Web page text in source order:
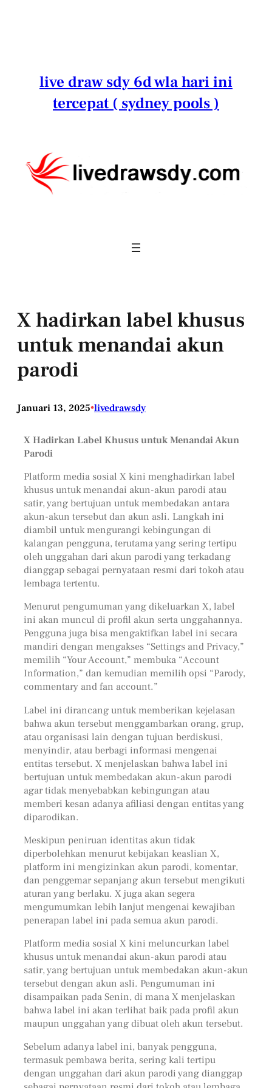
live draw sdy 6d wla hari ini
tercepat ( sydney pools )
X hadirkan label khusus
untuk menandai akun
parodi
Januari 13, 2025•livedrawsdy
X Hadirkan Label Khusus untuk Menandai Akun
Parodi
Platform media sosial X kini menghadirkan label
khusus untuk menandai akun-akun parodi atau
satir, yang bertujuan untuk membedakan antara
akun-akun tersebut dan akun asli. Langkah ini
diambil untuk mengurangi kebingungan di
kalangan pengguna, terutama yang sering tertipu
oleh unggahan dari akun parodi yang terkadang
dianggap sebagai pernyataan resmi dari tokoh atau
lembaga tertentu.
Menurut pengumuman yang dikeluarkan X, label
ini akan muncul di profil akun serta unggahannya.
Pengguna juga bisa mengaktifkan label ini secara
mandiri dengan mengakses “Settings and Privacy,”
memilih “Your Account,” membuka “Account
Information,” dan kemudian memilih opsi “Parody,
commentary and fan account.”
Label ini dirancang untuk memberikan kejelasan
bahwa akun tersebut menggambarkan orang, grup,
atau organisasi lain dengan tujuan berdiskusi,
menyindir, atau berbagi informasi mengenai
entitas tersebut. X menjelaskan bahwa label ini
bertujuan untuk membedakan akun-akun parodi
agar tidak menyebabkan kebingungan atau
memberi kesan adanya afiliasi dengan entitas yang
diparodikan.
Meskipun peniruan identitas akun tidak
diperbolehkan menurut kebijakan keaslian X,
platform ini mengizinkan akun parodi, komentar,
dan penggemar sepanjang akun tersebut mengikuti
aturan yang berlaku. X juga akan segera
mengumumkan lebih lanjut mengenai kewajiban
penerapan label ini pada semua akun parodi.
Platform media sosial X kini meluncurkan label
khusus untuk menandai akun-akun parodi atau
satir, yang bertujuan untuk membedakan akun-akun
tersebut dengan akun asli. Pengumuman ini
disampaikan pada Senin, di mana X menjelaskan
bahwa label ini akan terlihat baik pada profil akun
maupun unggahan yang dibuat oleh akun tersebut.
Sebelum adanya label ini, banyak pengguna,
termasuk pembawa berita, sering kali tertipu
dengan unggahan dari akun parodi yang dianggap